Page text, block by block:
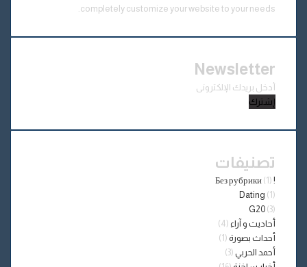
completely customize your website to your needs.
Newsletter
أدخل
بريدك
تصنيفات
! Без рубрики
(1)
Dating (1)
G20 (3)
أحاديث و آراء (4)
أحداث بصورة (1)
أحمد الحربي (3)